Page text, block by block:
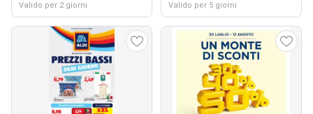
Valido per 2 giorni Valido per 5 giorni